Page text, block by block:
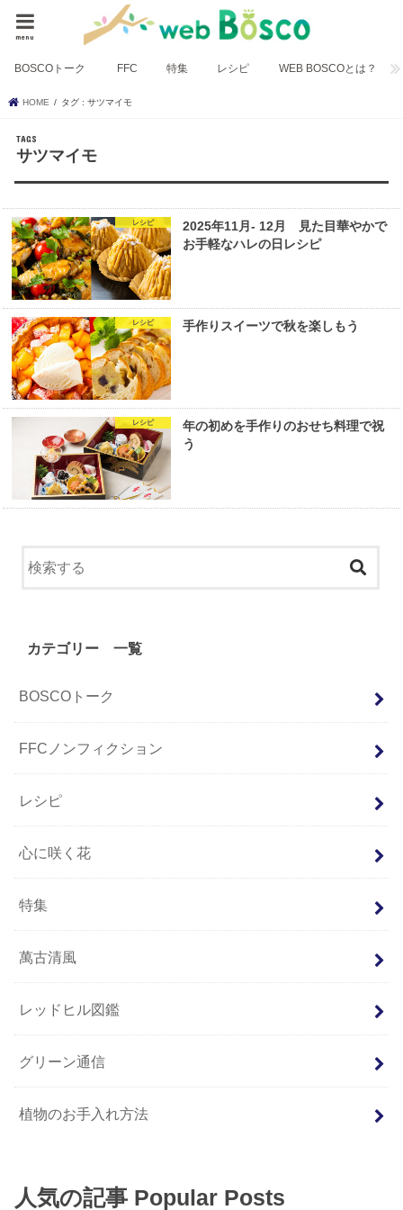
menu
BOSCOトーク FFC 特集 レシピ WEB BOSCOとは？
HOME タグ : サツマイモ
サツマイモ
レシピ
2025年11月- 12月 見た目華やかで
お手軽なハレの日レシピ
レシピ 手作りスイーツで秋を楽しもう
レシピ
年の初めを手作りのおせち料理で祝
う
カテゴリー 一覧
BOSCOトーク
FFCノンフィクション
レシピ
心に咲く花
特集
萬古清風
レッドヒル図鑑
グリーン通信
植物のお手入れ方法
人気の記事 Popular Posts